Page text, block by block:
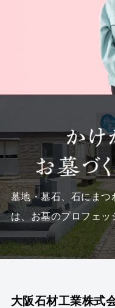
墓地・墓石、石にまつ
は、お墓のプロフェッ
大阪石材工業株式